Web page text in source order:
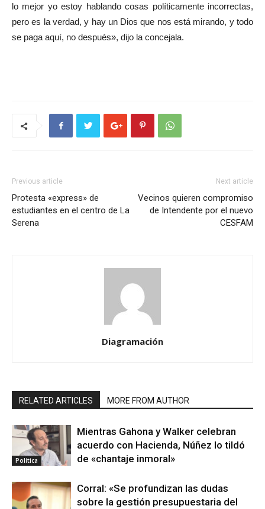
lo mejor yo estoy hablando cosas políticamente incorrectas,
pero es la verdad, y hay un Dios que nos está mirando, y todo
se paga aquí, no después», dijo la concejala.
Previous article
Protesta «express» de
estudiantes en el centro de La
Serena
Next article
Vecinos quieren compromiso
de Intendente por el nuevo
CESFAM
Diagramación
RELATED ARTICLES MORE FROM AUTHOR
Política
Mientras Gahona y Walker celebran
acuerdo con Hacienda, Núñez lo tildó
de «chantaje inmoral»
Corral: «Se profundizan las dudas
sobre la gestión presupuestaria del